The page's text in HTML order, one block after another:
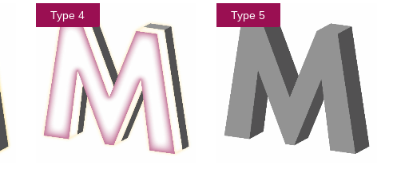
Type 4 Type 5